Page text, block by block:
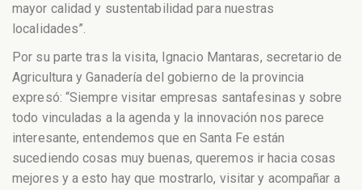
mayor calidad y sustentabilidad para nuestras
localidades”.
Por su parte tras la visita, Ignacio Mantaras, secretario de
Agricultura y Ganadería del gobierno de la provincia
expresó: “Siempre visitar empresas santafesinas y sobre
todo vinculadas a la agenda y la innovación nos parece
interesante, entendemos que en Santa Fe están
sucediendo cosas muy buenas, queremos ir hacia cosas
mejores y a esto hay que mostrarlo, visitar y acompañar a